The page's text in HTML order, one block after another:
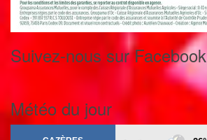
Suivez-nous sur Facebook
Météo du jour